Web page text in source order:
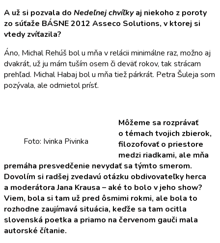
A už si pozvala do Nedeľnej chvíľkyaj niekoho z poroty
zo súťaže BÁSNE 2012 Asseco Solutions, v ktorej si
vtedy zvíťazila?
Áno, Michal Rehúš bol u mňa v relácii minimálne raz, možno aj
dvakrát, už ju mám tuším osem či deväť rokov, tak strácam
prehľad. Michal Habaj bol u mňa tiež párkrát. Petra Šuleja som
pozývala, ale odmietol prísť.
Foto: Ivinka Pivinka
Môžeme sa rozprávať
o témach tvojich zbierok,
filozofovať o priestore
medzi riadkami, ale mňa
premáha presvedčenie nevydať sa týmto smerom.
Dovolím si radšej zvedavú otázku obdivovateľky herca
a moderátora Jana Krausa – aké to bolo v jeho show?
Viem, bola si tam už pred ôsmimi rokmi, ale bola to
rozhodne zaujímavá situácia, keďže sa tam ocitla
slovenská poetka a priamo na červenom gauči mala
autorské čítanie.